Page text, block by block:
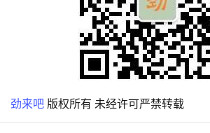
劲来吧 版权所有 未经许可严禁转载